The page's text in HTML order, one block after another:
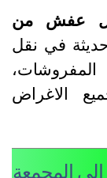
عفش من
في نقل
الاغراض
المجمعة